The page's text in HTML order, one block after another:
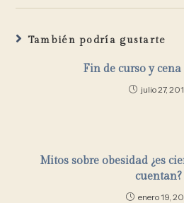
También podría gustarte
Fin de curso y
julio 27,
Mitos sobre obesidad ¿es
cuentan?
enero 19,